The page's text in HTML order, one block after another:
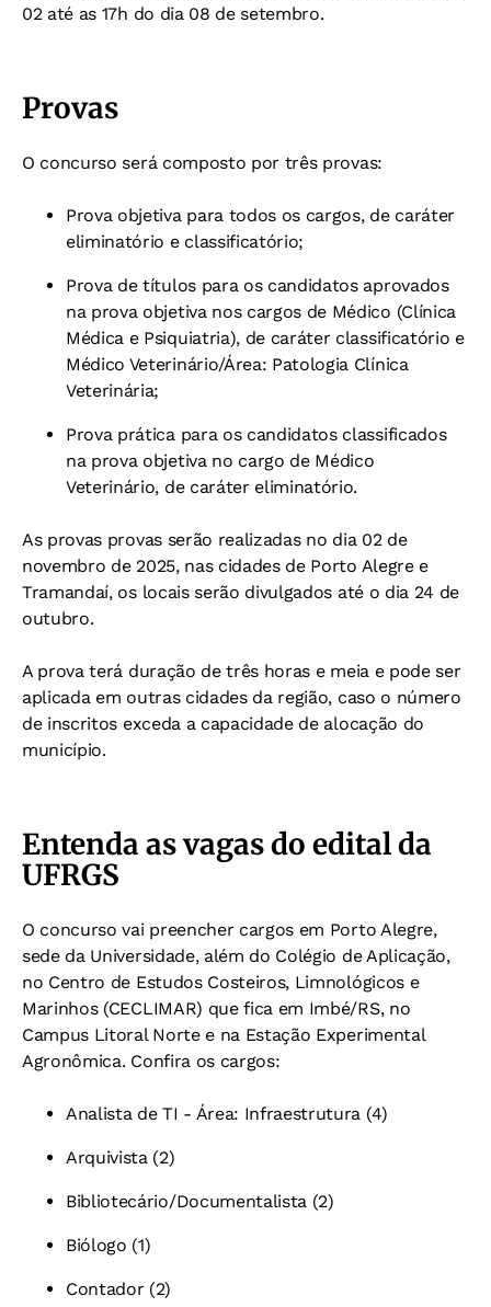
02 até as 17h do dia 08 de setembro.
Provas
O concurso será composto por três provas:
Prova objetiva para todos os cargos, de caráter
eliminatório e classificatório;
Prova de títulos para os candidatos aprovados
na prova objetiva nos cargos de Médico (Clínica
Médica e Psiquiatria), de caráter classificatório e
Médico Veterinário/Área: Patologia Clínica
Veterinária;
Prova prática para os candidatos classificados
na prova objetiva no cargo de Médico
Veterinário, de caráter eliminatório.
As provas provas serão realizadas no dia 02 de
novembro de 2025, nas cidades de Porto Alegre e
Tramandaí, os locais serão divulgados até o dia 24 de
outubro.
A prova terá duração de três horas e meia e pode ser
aplicada em outras cidades da região, caso o número
de inscritos exceda a capacidade de alocação do
município.
Entenda as vagas do edital da
UFRGS
O concurso vai preencher cargos em Porto Alegre,
sede da Universidade, além do Colégio de Aplicação,
no Centro de Estudos Costeiros, Limnológicos e
Marinhos (CECLIMAR) que fica em Imbé/RS, no
Campus Litoral Norte e na Estação Experimental
Agronômica. Confira os cargos:
Analista de TI - Área: Infraestrutura (4)
Arquivista (2)
Bibliotecário/Documentalista (2)
Biólogo (1)
Contador (2)